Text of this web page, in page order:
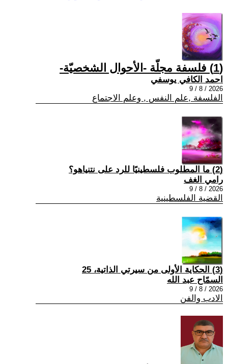
(1) فلسفة مجلّة -الأحوال الشخصيّة-
احمد الكافي يوسفي
2026 / 8 / 9
الفلسفة ,علم النفس , وعلم الاجتماع
(2) ما المطلوب فلسطينيًا للرد على نتنياهو؟
رامي الغف
2026 / 8 / 9
القضية الفلسطينية
(3) الحكاية الأولى من سيرتي الذاتية، 25
السمّاح عبد الله
2026 / 8 / 9
الادب والفن